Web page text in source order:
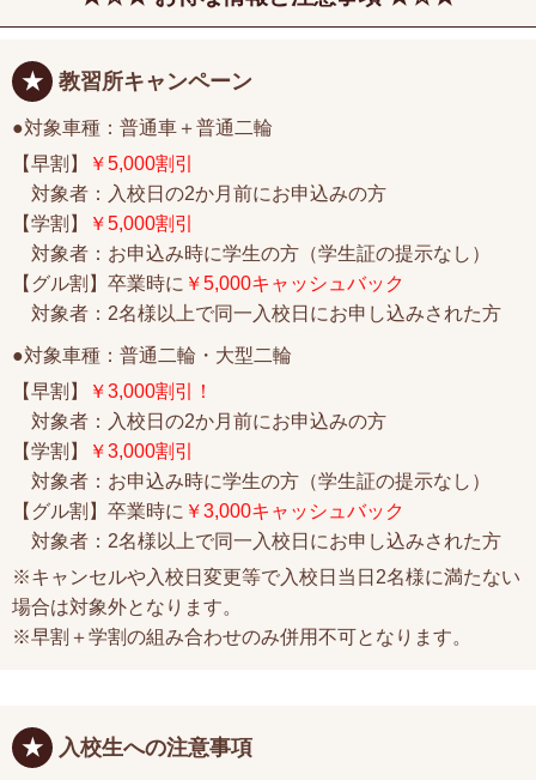
教習所キャンペーン
●対象車種：普通車＋普通二輪
【早割】
￥5,000割引
対象者：入校日の2か月前にお申込みの方
【学割】
￥5,000割引
対象者：お申込み時に学生の方（学生証の提示なし）
【グル割】卒業時に ￥5,000キャッシュバック
対象者：2名様以上で同一入校日にお申し込みされた方
●対象車種：普通二輪・大型二輪
【早割】
￥3,000割引！
対象者：入校日の2か月前にお申込みの方
【学割】
￥3,000割引
対象者：お申込み時に学生の方（学生証の提示なし）
【グル割】卒業時に ￥3,000キャッシュバック
対象者：2名様以上で同一入校日にお申し込みされた方
※キャンセルや入校日変更等で入校日当日2名様に満たない
場合は対象外となります。
※早割＋学割の組み合わせのみ併用不可となります。
入校生への注意事項